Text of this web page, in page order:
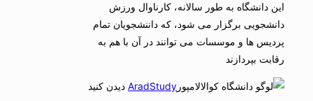
این دانشگاه به طور سالانه، کارناوال ورزش
دانشجویی برگزار می شود، که داننشجویان تمام
پردیس ها و موسسات می توانند در آن با هم به
رقابت بپردازند
AradStudy دیدن کنید